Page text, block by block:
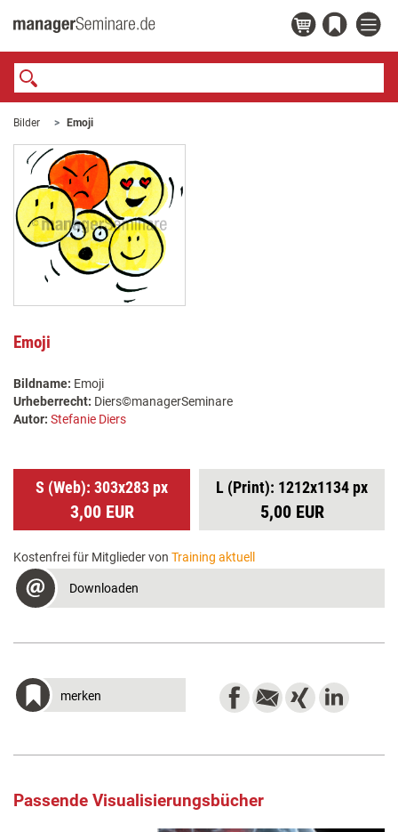
Bilder Emoji
Emoji
Bildname: Emoji
Urheberrecht: Diers©managerSeminare
Autor: Stefanie Diers
S (Web): 303x283 px
3,00 EUR
L (Print): 1212x1134 px
5,00 EUR
Kostenfrei für Mitglieder von Training aktuell
Downloaden
merken
Passende Visualisierungsbücher